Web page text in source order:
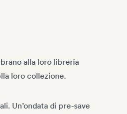
alla loro libreria
loro collezione.
Un’ondata di pre-save